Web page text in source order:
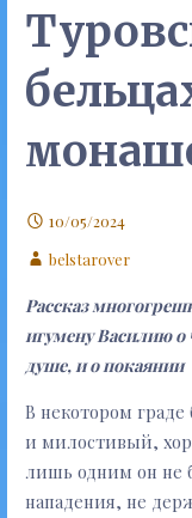
10/05/2024
belstarover
Рассказ
игумену Василию о
душе, и о покаянии
В некотором
и милостивый,
лишь одним он не
нападения, не